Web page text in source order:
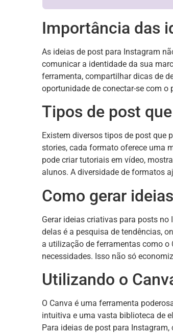
Importância das
As ideias de post para Instagram
comunicar a identidade da sua
ferramenta, compartilhar dicas de
oportunidade de conectar-se com
Tipos de post
Existem diversos tipos de post que
stories, cada formato oferece uma
pode criar tutoriais em vídeo,
alunos. A diversidade de formatos
Como gerar
Gerar ideias criativas para posts
delas é a pesquisa de tendências,
a utilização de ferramentas como o
necessidades. Isso não só
Utilizando o
O Canva é uma ferramenta
intuitiva e uma vasta biblioteca de
Para ideias de post para